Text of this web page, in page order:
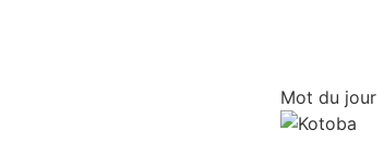
Mot du jour